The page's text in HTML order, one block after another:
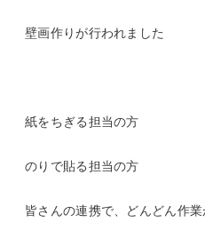
壁画作りが行われました
紙をちぎる担当の方
のりで貼る担当の方
皆さんの連携で、どんどん作